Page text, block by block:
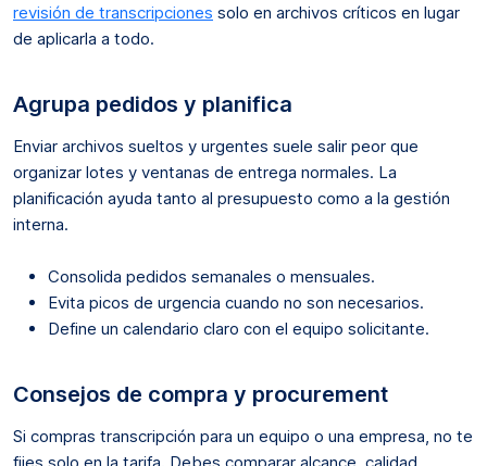
revisión de transcripciones solo en archivos críticos en lugar
de aplicarla a todo.
Agrupa pedidos y planifica
Enviar archivos sueltos y urgentes suele salir peor que
organizar lotes y ventanas de entrega normales. La
planificación ayuda tanto al presupuesto como a la gestión
interna.
Consolida pedidos semanales o mensuales.
Evita picos de urgencia cuando no son necesarios.
Define un calendario claro con el equipo solicitante.
Consejos de compra y procurement
Si compras transcripción para un equipo o una empresa, no te